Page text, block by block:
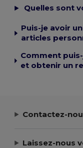
Quelles sont
Puis-je avoir
articles
Comment
et obtenir un
Contactez-
Laissez-nous